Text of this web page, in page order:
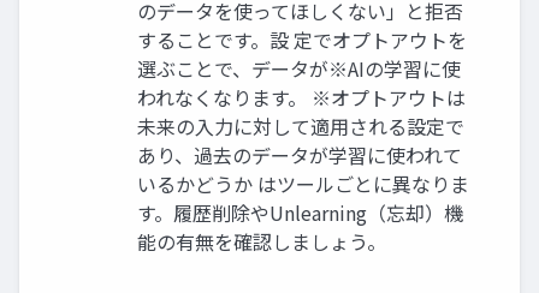
のデータを使ってほしくない」と拒否
することです。設 定でオプトアウトを
選ぶことで、データが※AIの学習に使
われなくなります。 ※オプトアウトは
未来の入力に対して適用される設定で
あり、過去のデータが学習に使われて
いるかどうか はツールごとに異なりま
す。履歴削除やUnlearning（忘却）機
能の有無を確認しましょう。